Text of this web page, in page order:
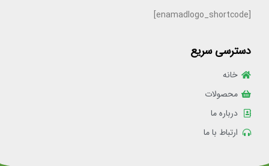
[enamadlogo_shortcode]
دسترسی سریع
خانه
محصولات
درباره ما
ارتباط با ما